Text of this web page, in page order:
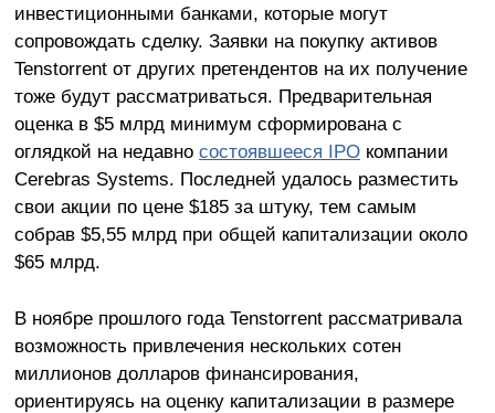
инвестиционными банками, которые могут
сопровождать сделку. Заявки на покупку активов
Tenstorrent от других претендентов на их получение
тоже будут рассматриваться. Предварительная
оценка в $5 млрд минимум сформирована с
оглядкой на недавно состоявшееся IPOкомпании
Cerebras Systems. Последней удалось разместить
свои акции по цене $185 за штуку, тем самым
собрав $5,55 млрд при общей капитализации около
$65 млрд.
В ноябре прошлого года Tenstorrent рассматривала
возможность привлечения нескольких сотен
миллионов долларов финансирования,
ориентируясь на оценку капитализации в размере